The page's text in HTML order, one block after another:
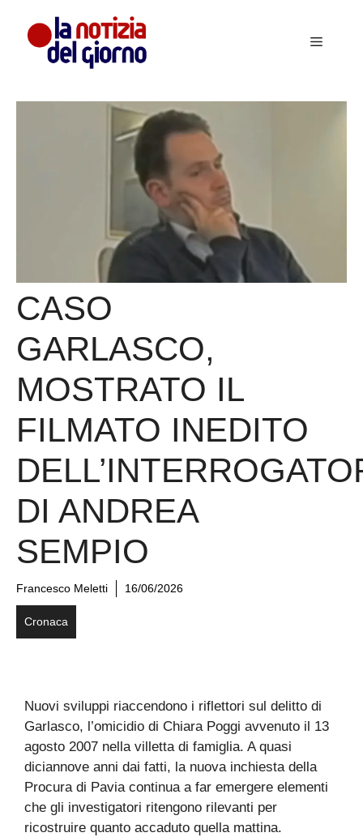
contenuto
Menu
CASO
GARLASCO,
MOSTRATO IL
FILMATO INEDITO
DI ANDREA
SEMPIO
Francesco Meletti 16/06/2026
Cronaca
Nuovi sviluppi riaccendono i riflettori sul delitto di
Garlasco, l’omicidio di Chiara Poggi avvenuto il 13
agosto 2007 nella villetta di famiglia. A quasi
diciannove anni dai fatti, la nuova inchiesta della
Procura di Pavia continua a far emergere elementi
che gli investigatori ritengono rilevanti per
ricostruire quanto accaduto quella mattina.